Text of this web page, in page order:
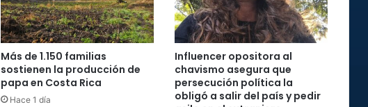
Más de 1.150 familias
sostienen la producción de
papa en Costa Rica
Hace 1 día
Influencer opositora al
chavismo asegura que
persecución política la
obligó a salir del país y pedir